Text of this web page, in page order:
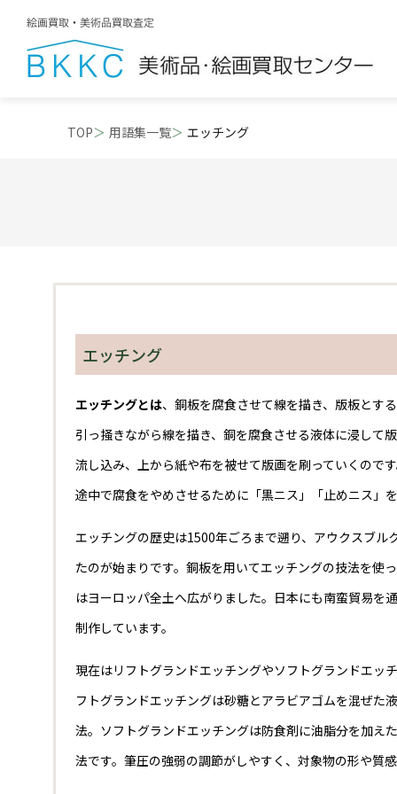
TOP 用語集一覧 エッチング
エッチング
エッチングとは、銅板を腐食させて線を描き、版板とす
引っ掻きながら線を描き、銅を腐食させる液体に浸して
流し込み、上から紙や布を被せて版画を刷っていくので
途中で腐食をやめさせるために「黒ニス」「止めニス」を
エッチングの歴史は1500年ごろまで遡り、アウクスブ
たのが始まりです。銅板を用いてエッチングの技法を使
はヨーロッパ全土へ広がりました。日本にも南蛮貿易を
制作しています。
現在はリフトグランドエッチングやソフトグランドエッ
フトグランドエッチングは砂糖とアラビアゴムを混ぜた
法。ソフトグランドエッチングは防食剤に油脂分を加え
法です。筆圧の強弱の調節がしやすく、対象物の形や質